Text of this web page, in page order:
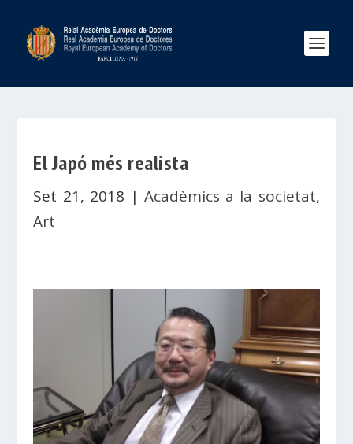
El Japó més realista
Set 21, 2018 |Acadèmics a la societat,
Art